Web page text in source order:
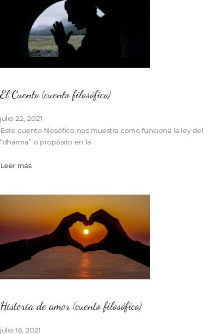
El Cuento (cuento filosófico)
julio 22, 2021
Este cuento filosófico nos muestra como funciona la ley del
“dharma” o propósito en la
Leer más
Historia de amor (cuento filosófico)
julio 16, 2021